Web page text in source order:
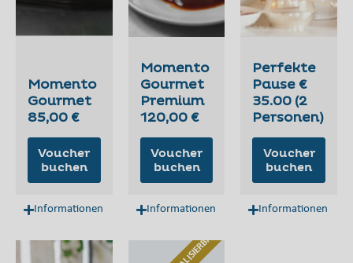
Momento
Gourmet
85,00 €
Voucher
buchen
Informationen
Momento
Gourmet
Premium
120,00 €
Voucher
buchen
Informationen
Perfekte
Pause €
35.00 (2
Personen)
Voucher
buchen
Informationen